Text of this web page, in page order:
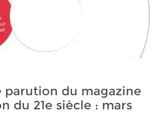
parution du magazine
du 21e siècle : mars